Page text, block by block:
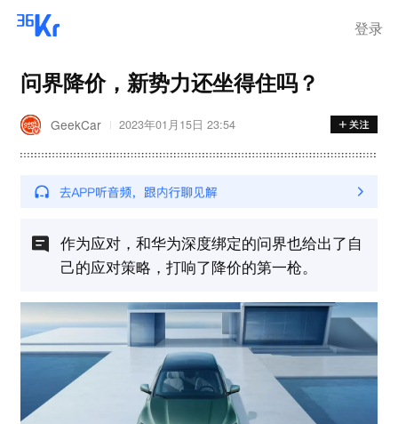
登录
问界降价，新势力还坐得住吗？
GeekCar 2023年01月15日 23:54
作为应对，和华为深度绑定的问界也给出了自
己的应对策略，打响了降价的第一枪。